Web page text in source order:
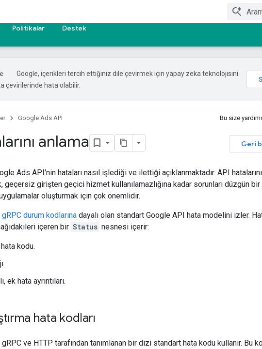
Politikalar Destek
Google, içerikleri tercih ettiğiniz dile çevirmek için yapay zeka teknolojisini
çevirilerinde hata olabilir.
Google Ads API Bu size
Geri
anlama
Ads API'nin hataları nasıl işlediği ve ilettiği açıklanmaktadır. API
geçersiz girişten geçici hizmet kullanılamazlığına kadar sorunları düzgün
oluşturmak için çok önemlidir.
gRPC durum kodlarına dayalı olan standart Google API hata modelini izler.
içeren bir Status nesnesi içerir:
kodu.
ek hata ayrıntıları.
hata kodları
ve HTTP tarafından tanımlanan bir dizi standart hata kodu kullanır. Bu